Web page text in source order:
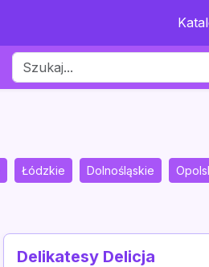
Łódzkie Dolnośląskie
Delikatesy Delicja